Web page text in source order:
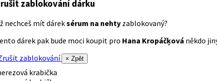
zablokování dárku
nechceš mít dáreksérum na nehty zablokovaný?
dárek pak bude moci koupit pro Hana Kropáčķová někdo
zablokování
× Zpět